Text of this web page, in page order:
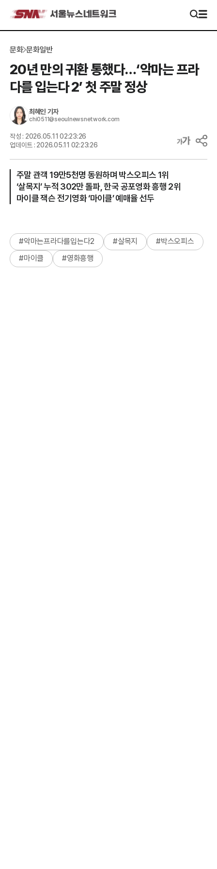
문화 문화일반
20년 만의 귀환 통했다…‘악마는 프라
다를 입는다 2’ 첫 주말 정상
최혜인 기자
chi0511@seoulnewsnetwork.com
작성 : 2026.05.11 02:23:26
업데이트 : 2026.05.11 02:23:26
주말 관객 19만5천명 동원하며 박스오피스 1위
‘살목지’ 누적 302만 돌파, 한국 공포영화 흥행 2위
마이클 잭슨 전기영화 ‘마이클’ 예매율 선두
#악마는프라다를입는다2 #살목지 #박스오피스
#마이클 #영화흥행